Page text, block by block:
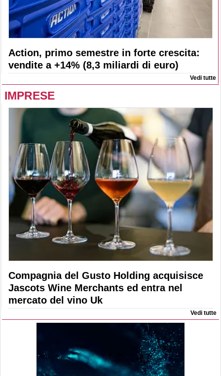
Action, primo semestre in forte crescita:
vendite a +14% (8,3 miliardi di euro)
Vedi tutte
IMPRESE
Compagnia del Gusto Holding acquisisce
Jascots Wine Merchants ed entra nel
mercato del vino Uk
Vedi tutte